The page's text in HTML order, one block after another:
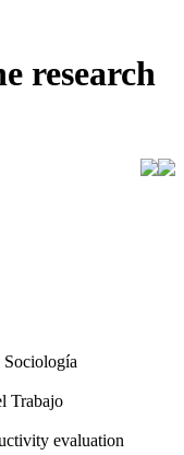
research
Sociología
Trabajo
evaluation